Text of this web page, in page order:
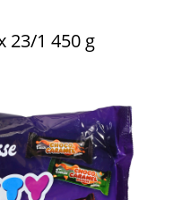
23/1 450 g